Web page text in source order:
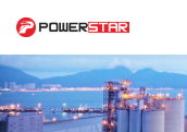
für Feuerwehr-